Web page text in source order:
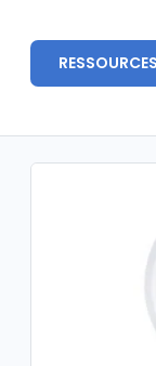
RESSOURCES